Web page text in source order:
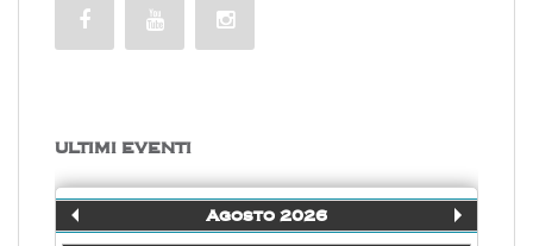
ULTIMI EVENTI
Agosto 2026